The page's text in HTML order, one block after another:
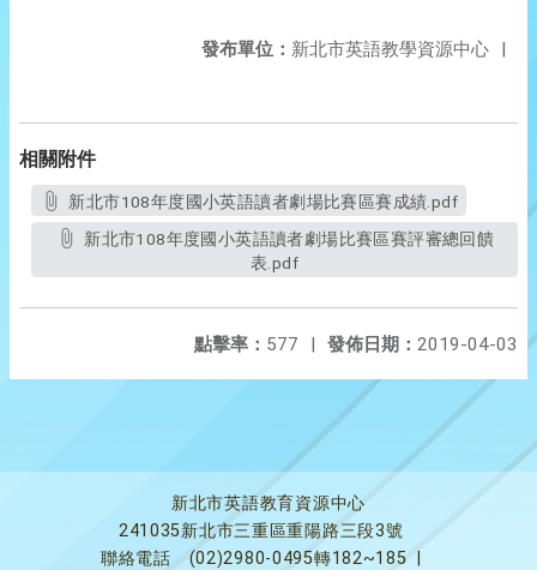
發布單位： 新北市英語教學資源中心 |
相關附件
新北市108年度國小英語讀者劇場比賽區賽成績.pdf
表.pdf
發佈日期： 2019-04-03
點擊率： 577 |
新北市英語教育資源中心
241035新北市三重區重陽路三段3號
聯絡電話
(02)2980-0495轉182~185